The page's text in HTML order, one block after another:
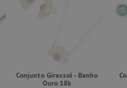
Conjunto Girassol - Banho
Ouro 18k